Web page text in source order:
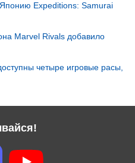
Expeditions: Samurai
Marvel Rivals добавило
четыре игровые расы,